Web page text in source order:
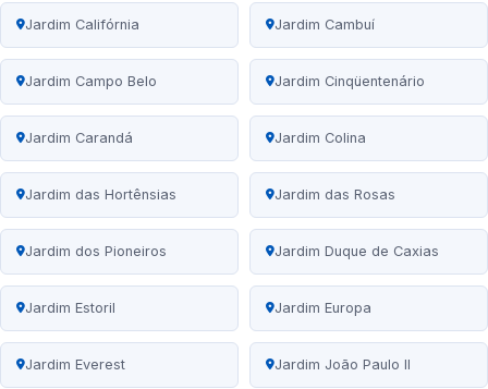
Jardim Califórnia Jardim Cambuí
Jardim Campo Belo Jardim Cinqüentenário
Jardim Carandá Jardim Colina
Jardim das Hortênsias Jardim das Rosas
Jardim dos Pioneiros Jardim Duque de Caxias
Jardim Estoril Jardim Europa
Jardim Everest Jardim João Paulo II